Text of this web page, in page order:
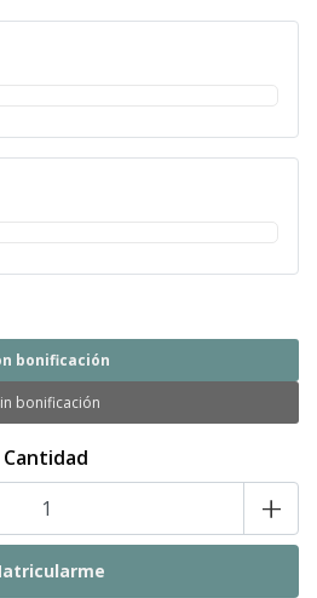
bonificación
bonificación
Cantidad
+